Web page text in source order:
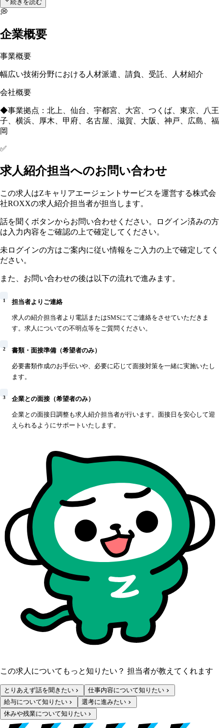
続きを読む
💭
企業概要
事業概要
幅広い技術分野における人材派遣、請負、受託、人材紹介
会社概要
◆事業拠点：北上、仙台、宇都宮、大宮、つくば、東京、八王
子、横浜、厚木、甲府、名古屋、滋賀、大阪、神戸、広島、福
岡
✅
求人紹介担当へのお問い合わせ
この求人はZキャリアエージェントサービスを運営する株式会
社ROXXの求人紹介担当者が担当します。
話を聞くボタンからお問い合わせください。ログイン済みの方
は入力内容をご確認の上で確定してください。
未ログインの方はご案内に従い情報をご入力の上で確定してく
ださい。
また、お問い合わせの後は以下の流れで進みます。
1 担当者よりご連絡
求人の紹介担当者より電話またはSMSにてご連絡をさせていただきま
す。求人についての不明点等をご質問ください。
2 書類・面接準備（希望者のみ）
必要書類作成のお手伝いや、必要に応じて面接対策を一緒に実施いたし
ます。
3 企業との面接（希望者のみ）
企業との面接日調整も求人紹介担当者が行います。面接日を安心して迎
えられるようにサポートいたします。
この求人についてもっと知りたい？ 担当者が教えてくれます
とりあえず話を聞きたい
仕事内容について知りたい
給与について知りたい
選考に進みたい
休みや残業について知りたい